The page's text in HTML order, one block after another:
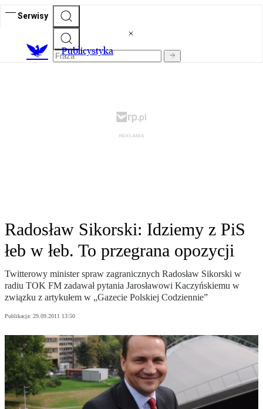
Serwisy
Publicystyka
Radosław Sikorski: Idziemy z PiS
łeb w łeb. To przegrana opozycji
Twitterowy minister spraw zagranicznych Radosław Sikorski w
radiu TOK FM zadawał pytania Jarosławowi Kaczyńskiemu w
związku z artykułem w „Gazecie Polskiej Codziennie”
Publikacja: 29.09.2011 13:50